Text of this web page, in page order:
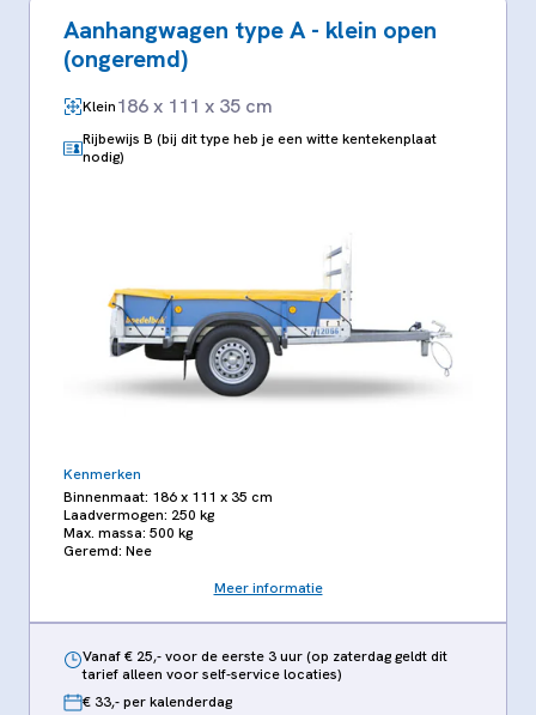
Aanhangwagen type A - klein open
(ongeremd)
Klein186 x 111 x 35 cm
Rijbewijs B (bij dit type heb je een witte kentekenplaat
nodig)
Kenmerken
Binnenmaat: 186 x 111 x 35 cm
Laadvermogen: 250 kg
Max. massa: 500 kg
Geremd: Nee
Meer informatie
Vanaf € 25,- voor de eerste 3 uur (op zaterdag geldt dit
tarief alleen voor self-service locaties)
€ 33,- per kalenderdag